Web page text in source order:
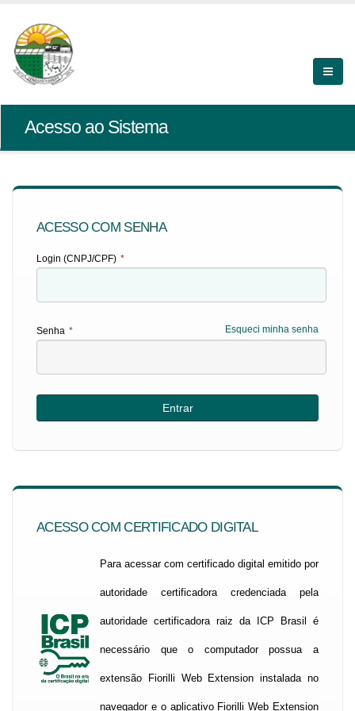
Acesso ao Sistema
ACESSO COM SENHA
Login (CNPJ/CPF) *
Esqueci minha senha
Senha *
ACESSO COM CERTIFICADO DIGITAL
Para acessar com certificado digital emitido por
autoridade certificadora credenciada pela
autoridade certificadora raiz da ICP Brasil é
necessário que o computador possua a
extensão Fiorilli Web Extension instalada no
navegador e o aplicativo Fiorilli Web Extension